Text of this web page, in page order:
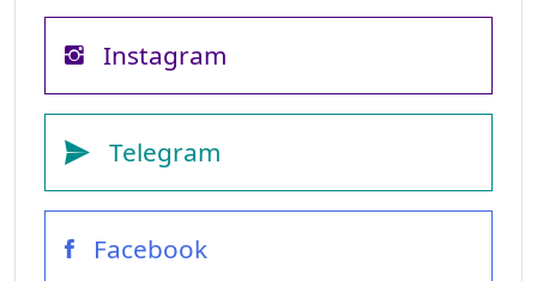
Instagram
Telegram
Facebook